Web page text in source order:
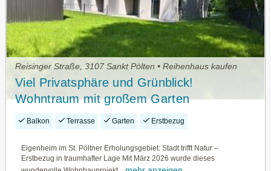
Reisinger Straße, 3107 Sankt Pölten • Reihenhaus kaufen
Viel Privatsphäre und Grünblick!
Wohntraum mit großem Garten
Balkon Terrasse Garten Erstbezug
Eigenheim im St. Pöltner Erholungsgebiet: Stadt trifft Natur –
Erstbezug in traumhafter Lage Mit März 2026 wurde dieses